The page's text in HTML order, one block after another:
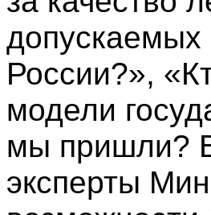
России?»,
модели
мы пришли?
эксперты